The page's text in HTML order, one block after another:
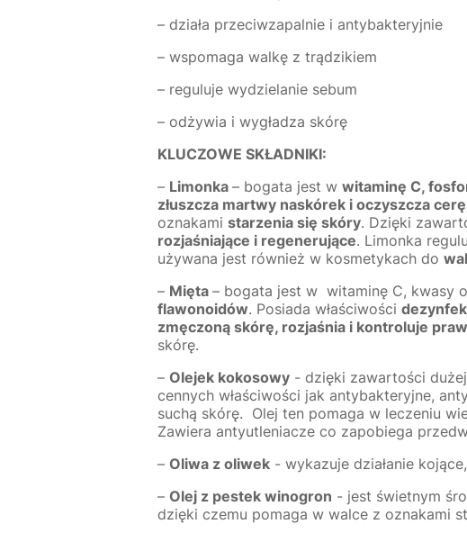
– działa przeciwzapalnie i antybakteryjnie
– wspomaga walkę z trądzikiem
– reguluje wydzielanie sebum
– odżywia i wygładza skórę
KLUCZOWE SKŁADNIKI:
– Limonka – bogata jest w witaminę C,
złuszcza martwy naskórek i oczyszcza cerę
oznakami starzenia się skóry. Dzięki
rozjaśniające i regenerujące. Limonka
używana jest również w kosmetykach do
– Mięta – bogata jest w witaminę C, kwasy
flawonoidów. Posiada właściwości
zmęczoną skórę, rozjaśnia i kontroluje
skórę.
– Olejek kokosowy- dzięki zawartości
cennych właściwości jak antybakteryjne,
suchą skórę. Olej ten pomaga w leczeniu
Zawiera antyutleniacze co zapobiega
– Oliwa z oliwek- wykazuje działanie
– Olej z pestek winogron - jest świetnym
dzięki czemu pomaga w walce z oznakami